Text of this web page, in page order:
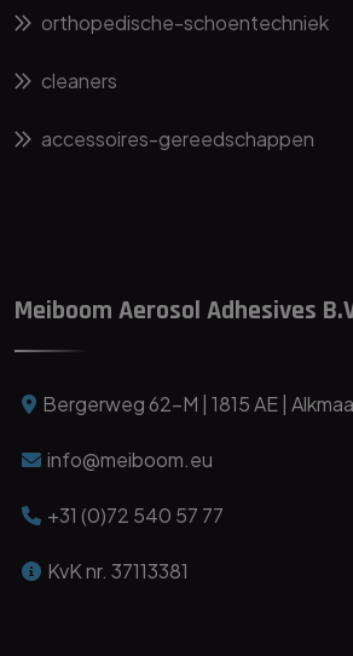
orthopedische-schoentechniek
cleaners
accessoires-gereedschappen
Meiboom Aerosol Adhesives
Bergerweg 62-M | 1815 AE |
info@meiboom.eu
+31 (0)72 540 57 77
KvK nr. 37113381